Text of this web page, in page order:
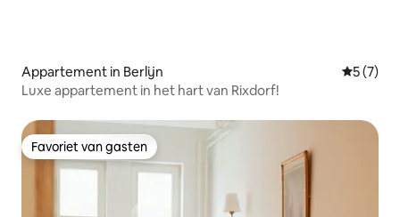
Appartement in Berlijn
5 (7)
Luxe appartement in het hart van Rixdorf!
Favoriet van gasten
Favoriet van gasten